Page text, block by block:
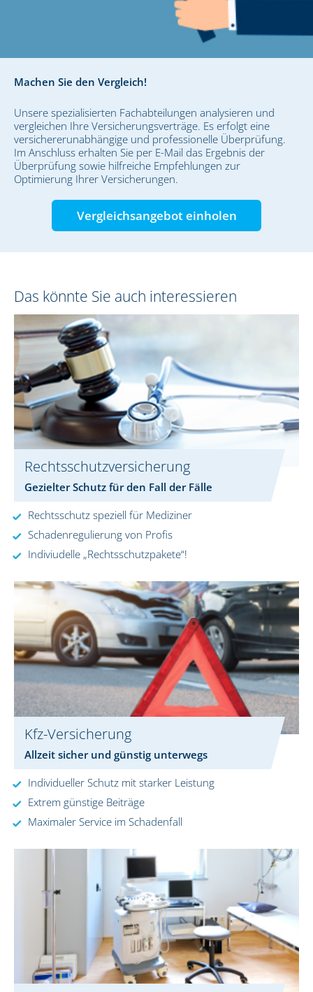
Machen Sie den Vergleich!
Unsere spezialisierten Fachabteilungen analysieren und
vergleichen Ihre Versicherungsverträge. Es erfolgt eine
versichererunabhängige und professionelle Überprüfung.
Im Anschluss erhalten Sie per E-Mail das Ergebnis der
Überprüfung sowie hilfreiche Empfehlungen zur
Optimierung Ihrer Versicherungen.
Vergleichsangebot einholen
Das könnte Sie auch interessieren
Rechtsschutzversicherung
Gezielter Schutz für den Fall der Fälle
Rechtsschutz speziell für Mediziner
Schadenregulierung von Profis
Indiviudelle „Rechtsschutzpakete“!
Kfz-Versicherung
Allzeit sicher und günstig unterwegs
Individueller Schutz mit starker Leistung
Extrem günstige Beiträge
Maximaler Service im Schadenfall